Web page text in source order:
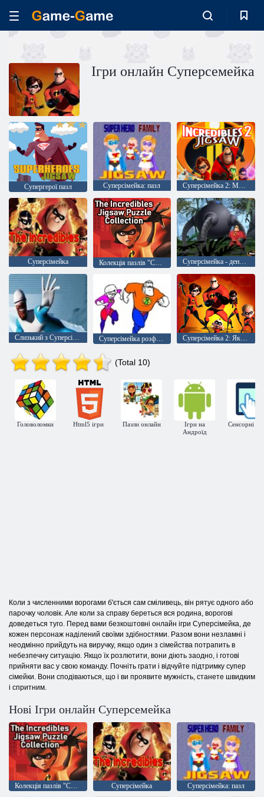
Ігри онлайн Cуперсемейка
Супергерої пазл Суперсімейка: пазл Суперсімейка 2: Мозаїка
Суперсімейка Колекція пазлів "Суперсімейка" Суперсімейка - денний порятунок
Слизький з Суперсімейки Суперсімейка розфарбування Суперсімейка 2: Який у Вас характер
(Total 10)
Головоломки Html5 ігри Пазли онлайн
Ігри на
Андроїд
Сенсорні
Коли з численними ворогами б'ється сам сміливець, він рятує одного або
парочку чоловік. Але коли за справу береться вся родина, ворогові
доведеться туго. Перед вами безкоштовні онлайн ігри Суперсімейка, де
кожен персонаж наділений своїми здібностями. Разом вони незламні і
неодмінно прийдуть на виручку, якщо один з сімейства потрапить в
небезпечну ситуацію. Якщо їх розлютити, вони діють заодно, і готові
прийняти вас у свою команду. Почніть грати і відчуйте підтримку супер
сімейки. Вони сподіваються, що і ви проявите мужність, станете швидким
і спритним.
Нові Ігри онлайн Cуперсемейка
Колекція пазлів "Суперсімейка" Суперсімейка Суперсімейка: пазл